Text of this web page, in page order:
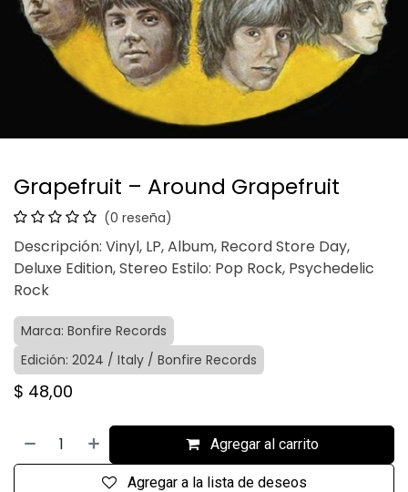
Grapefruit – Around Grapefruit
(0 reseña)
Descripción: Vinyl, LP, Album, Record Store Day,
Deluxe Edition, Stereo Estilo: Pop Rock, Psychedelic
Rock
Marca: Bonfire Records
Edición: 2024 / Italy / Bonfire Records
$ 48,00
Agregar al carrito
Agregar a la lista de deseos